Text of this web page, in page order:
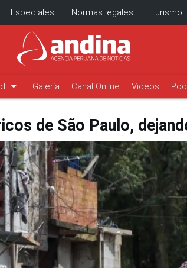
Especiales Normas legales Turismo
arrow_drop_down Galería Canal Online Videos
de São Paulo,